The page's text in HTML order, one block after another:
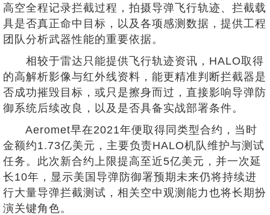
高空全程记录拦截过程，拍摄导弹飞行轨迹、拦截载
具是否真正命中目标，以及各项感测数据，提供工程
团队分析武器性能的重要依据。
相较于雷达只能提供飞行轨迹资讯，HALO取得
的高解析影像与红外线资料，能更精准判断拦截器是
否成功摧毁目标，或只是擦身而过，直接影响导弹防
御系统后续改良，以及是否具备实战部署条件。
Aeromet早在2021年便取得同类型合约，当时
金额约1.73亿美元，主要负责HALO机队维护与测试
任务。此次新合约上限提高至近5亿美元，并一次延
长10年，显示美国导弹防御署预期未来仍将持续进
行大量导弹拦截测试，相关空中观测能力也将长期扮
演关键角色。